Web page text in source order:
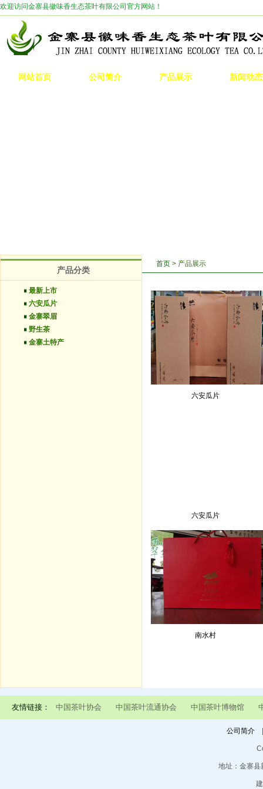
欢迎访问金寨县徽味香生态茶叶有限公司官方网站！
网站首页 公司简介 产品展示 新闻动态
产品分类
最新上市
六安瓜片
金寨翠眉
野生茶
金寨土特产
首页 > 产品展示
六安瓜片
六安瓜片
南水村
友情链接： 中国茶叶协会 中国茶叶流通协会 中国茶叶博物馆
公司简介
地址：金寨